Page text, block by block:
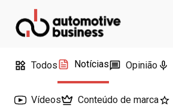
Todos Notícias Opinião
Vídeos Conteúdo de marca